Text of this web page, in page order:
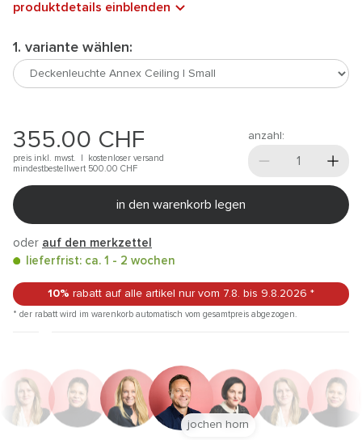
produktdetails einblenden
1. variante wählen:
355.00 CHF
preis inkl. mwst. |
kostenloser versand
mindestbestellwert 500.00 CHF
anzahl:
in den warenkorb legen
oder auf den merkzettel
lieferfrist: ca. 1 - 2 wochen
10% rabatt auf alle artikel nur vom 7.8. bis 9.8.2026 *
* der rabatt wird im warenkorb automatisch vom gesamtpreis abgezogen.
jochen horn